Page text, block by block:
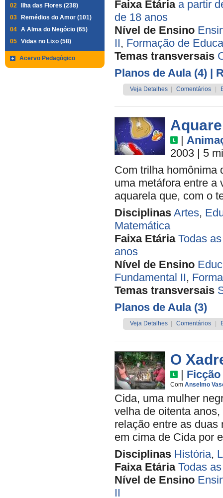
02
Ilha das Flores (238)
03
Remédios do Amor (101)
04 A Alma do Negócio (65)
05 Vidas no Lixo (58)
Acervo Pedagógico
Faixa Etária a partir
de 18 anos
Nível de Ensino
II, Formação de
Temas transversais
Planos de Aula (4) |
Veja Detalhes Comentários
|
2003 | 5
Com trilha homônima
uma metáfora entre a
aquarela que, com o
Disciplinas Artes,
Matemática
Faixa Etária Todas
anos
Nível de Ensino
Fundamental II,
Temas transversais
Planos de Aula (3)
Veja Detalhes Comentários
O
| Ficção
Com Anselmo
Cida, uma mulher
velha de oitenta
relação entre as duas
em cima de Cida por
Disciplinas História,
Faixa Etária Todas
Nível de Ensino
II